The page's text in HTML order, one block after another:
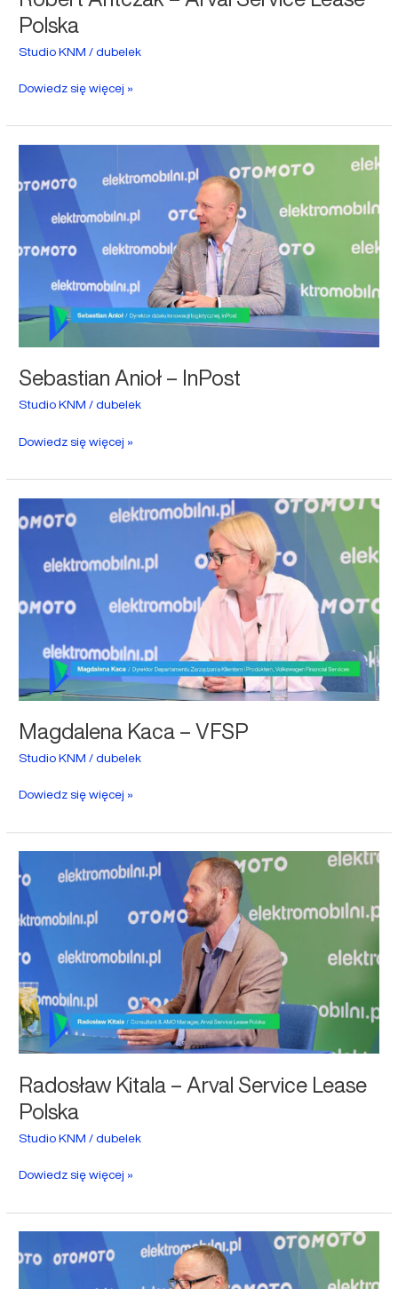
Polska
Studio KNM /dubelek
Dowiedz się więcej »
Sebastian Anioł – InPost
Studio KNM /dubelek
Sebastian
–
InPost
Dowiedz się więcej »
Magdalena Kaca – VFSP
Studio KNM /dubelek
Magdalena
Kaca
VFSP
Dowiedz się więcej »
Radosław Kitala – Arval Service Lease
Polska
Studio KNM /dubelek
Radosław
Kitala
Arval
Service
Lease
Polska
Dowiedz się więcej »
Hrymniak